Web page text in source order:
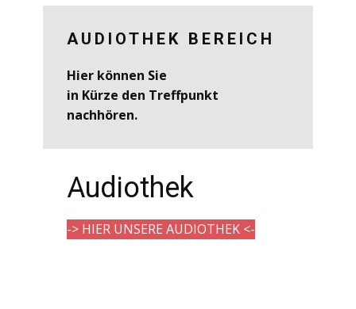
AUDIOTHEK BEREICH
Hier können Sie
in Kürze den Treffpunkt
nachhören.
Audiothek
-> HIER UNSERE AUDIOTHEK <-